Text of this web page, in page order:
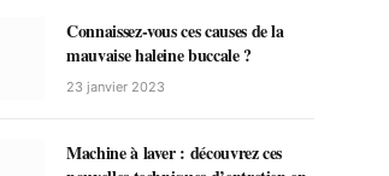
Connaissez-vous ces causes de la
mauvaise haleine buccale ?
23 janvier 2023
Machine à laver : découvrez ces